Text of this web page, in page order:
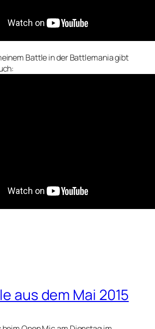
Battle in der Battlemania gibt
aus dem Mai 2015